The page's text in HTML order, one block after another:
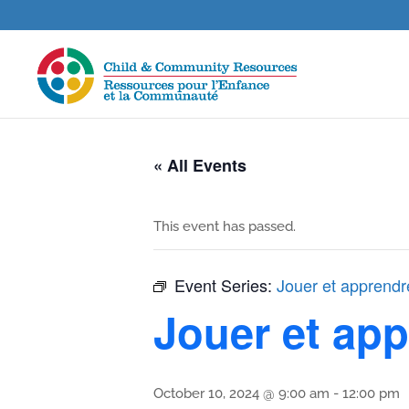
« All Events
This event has passed.
Event Series: Jouer et
Jouer et
October 10, 2024 @ 9:00 am - 12:00 pm